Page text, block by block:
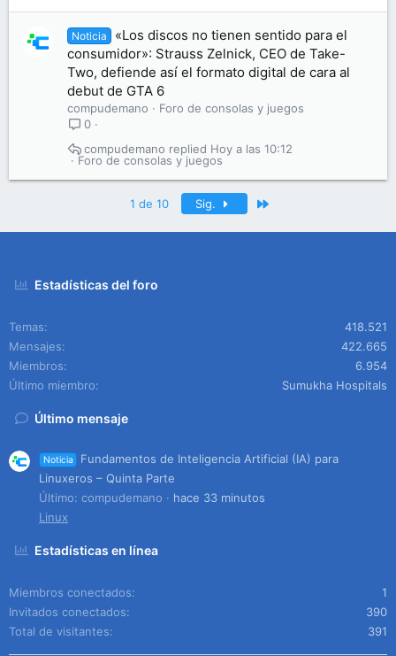
Noticia
«Los discos no tienen sentido para el
consumidor»: Strauss Zelnick, CEO de Take-
Two, defiende así el formato digital de cara al
debut de GTA 6
compudemano
Foro de consolas y juegos
0
Foro de consolas y juegos
Hoy a las 10:12
compudemano
1 de 10 Sig.
Estadísticas del foro
Temas
418.521
Mensajes
422.665
Miembros
6.954
Último miembro
Sumukha Hospitals
Último mensaje
Noticia
Fundamentos de Inteligencia Artificial (IA) para
Linuxeros – Quinta Parte
Último: compudemano
hace 33 minutos
Linux
Estadísticas en línea
Miembros conectados
1
Invitados conectados
390
Total de visitantes
391